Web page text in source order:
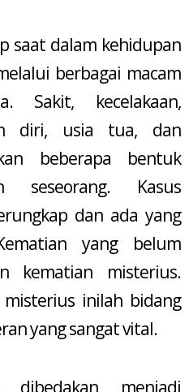
saat dalam kehidupan
berbagai macam
Sakit, kecelakaan,
diri, usia tua, dan
beberapa bentuk
seseorang. Kasus
dan ada yang
yang belum
kematian misterius.
inilah bidang
yang sangat vital.
dibedakan menjadi